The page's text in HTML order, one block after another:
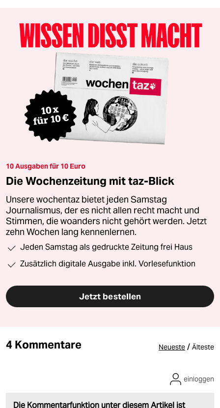
10 Ausgaben für 10 Euro
Die Wochenzeitung mit taz-Blick
Unsere wochentaz bietet jeden Samstag
Journalismus, der es nicht allen recht macht und
Stimmen, die woanders nicht gehört werden. Jetzt
zehn Wochen lang kennenlernen.
Jeden Samstag als gedruckte Zeitung frei Haus
Zusätzlich digitale Ausgabe inkl. Vorlesefunktion
Jetzt bestellen
4 Kommentare Neueste / Älteste
Die Kommentarfunktion unter diesem Artikel ist
einloggen